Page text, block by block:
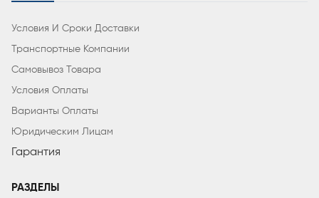
Условия И Сроки Доставки
Транспортные Компании
Самовывоз Товара
Условия Оплаты
Варианты Оплаты
Юридическим Лицам
Гарантия
РАЗДЕЛЫ